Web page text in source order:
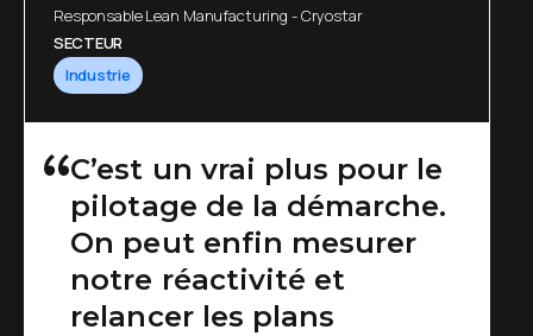
Responsable Lean Manufacturing - Cryostar
SECTEUR
Industrie
C’est un vrai plus pour le
pilotage de la démarche.
On peut enfin mesurer
notre réactivité et
relancer les plans